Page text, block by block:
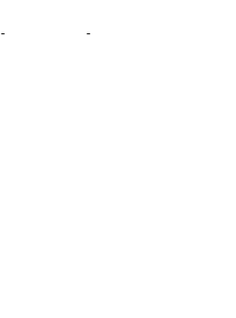
- -